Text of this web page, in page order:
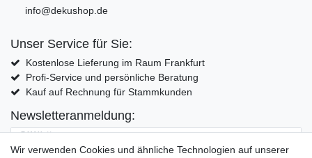
info@dekushop.de
Unser Service für Sie:
Kostenlose Lieferung im Raum Frankfurt
Profi-Service und persönliche Beratung
Kauf auf Rechnung für Stammkunden
Newsletteranmeldung:
E-MAIL **
Wir verwenden Cookies und ähnliche Technologien auf unserer